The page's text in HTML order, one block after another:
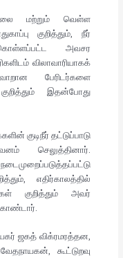
மற்றும் வெள்ள
குறித்தும், நீர்
அவசர
விலாவாரியாகக்
பேரிடர்களை
இதன்போது
குடிநீர் தட்டுப்பாடு
செலுத்தினார்.
எதிர்காலத்தில்
குறித்தும் அவர்
ஜகத் விக்ரமரத்தன,
கூட்டுறவு